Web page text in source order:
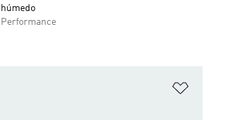
húmedo
Performance